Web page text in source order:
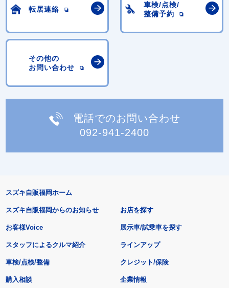
転居連絡
車検/点検/
整備予約
その他の
お問い合わせ
電話でのお問い合わせ
092-941-2400
スズキ自販福岡ホーム
スズキ自販福岡からのお知らせ
お客様Voice
スタッフによるクルマ紹介
お店を探す
展示車/試乗車を探す
ラインアップ
車検/点検/整備 クレジット/保険
購入相談 企業情報